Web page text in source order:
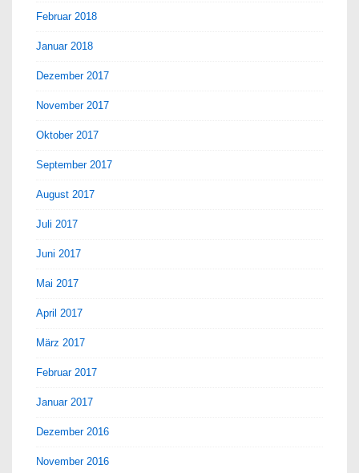
Februar 2018
Januar 2018
Dezember 2017
November 2017
Oktober 2017
September 2017
August 2017
Juli 2017
Juni 2017
Mai 2017
April 2017
März 2017
Februar 2017
Januar 2017
Dezember 2016
November 2016